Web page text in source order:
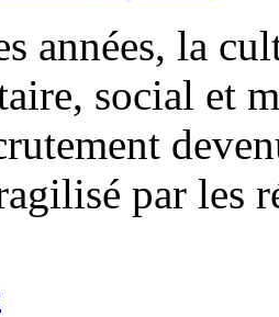
années, la
social et
par les